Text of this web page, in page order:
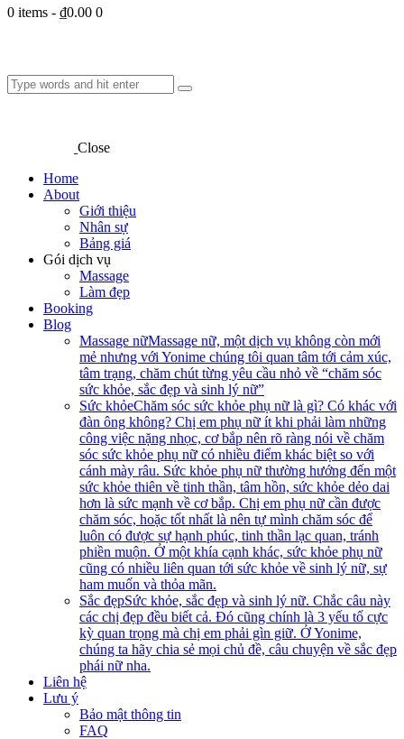
0 items - ₫0.00 0
Close
Home
About
Giới thiệu
Nhân sự
Bảng giá
Gói dịch vụ
Massage
Làm đẹp
Booking
Blog
Massage nữMassage nữ, một dịch vụ không còn mới
mẻ nhưng với Yonime chúng tôi quan tâm tới cảm xúc,
tâm trạng, chăm chút từng yêu cầu nhỏ về “chăm sóc
sức khỏe, sắc đẹp và sinh lý nữ”
Sức khỏeChăm sóc sức khỏe phụ nữ là gì? Có khác với
đàn ông không? Chị em phụ nữ ít khi phải làm những
công việc nặng nhọc, cơ bắp nên rõ ràng nói về chăm
sóc sức khỏe phụ nữ có nhiều điểm khác biệt so với
cánh mày râu. Sức khỏe phụ nữ thường hướng đến một
sức khỏe thiên về tinh thần, tâm hồn, sức khỏe dẻo dai
hơn là sức mạnh về cơ bắp. Chị em phụ nữ cần được
chăm sóc, hoặc tốt nhất là nên tự mình chăm sóc để
luôn có được sự hạnh phúc, tinh thần lạc quan, tránh
phiền muộn. Ở một khía cạnh khác, sức khỏe phụ nữ
cũng có nhiều liên quan tới sức khỏe về sinh lý nữ, sự
ham muốn và thỏa mãn.
Sắc đẹpSức khỏe, sắc đẹp và sinh lý nữ. Chắc câu này
các chị đẹp đều biết cả. Đó cũng chính là 3 yếu tố cực
kỳ quan trọng mà chị em phải gìn giữ. Ở Yonime,
chúng ta hãy chia sẻ mọi chủ đề, câu chuyện về sắc đẹp
phái nữ nha.
Liên hệ
Lưu ý
Bảo mật thông tin
FAQ